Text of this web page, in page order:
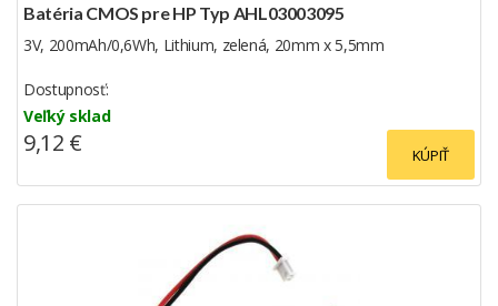
Batéria CMOS pre HP Typ AHL03003095
3V, 200mAh/0,6Wh, Lithium, zelená, 20mm x 5,5mm
Dostupnosť:
Veľký sklad
KÚPIŤ
9,12 €